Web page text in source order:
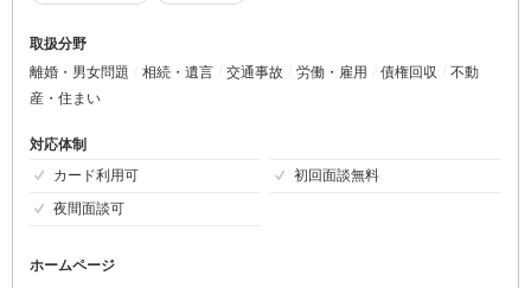
取扱分野
離婚・男女問題
相続・遺言 交通事故 労働・雇用 債権回収
不動
産・住まい
対応体制
カード利用可
初回面談無料
夜間面談可
ホームページ